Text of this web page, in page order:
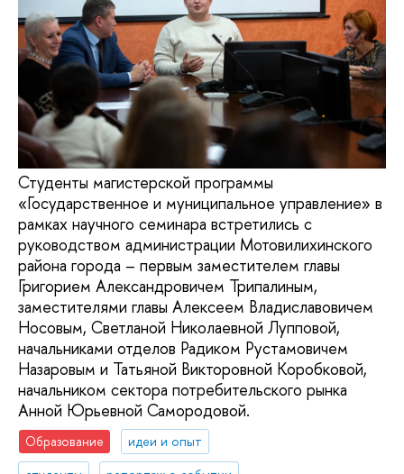
Студенты магистерской программы
«Государственное и муниципальное управление» в
рамках научного семинара встретились с
руководством администрации Мотовилихинского
района города – первым заместителем главы
Григорием Александровичем Трипалиным,
заместителями главы Алексеем Владиславовичем
Носовым, Светланой Николаевной Лупповой,
начальниками отделов Радиком Рустамовичем
Назаровым и Татьяной Викторовной Коробковой,
начальником сектора потребительского рынка
Анной Юрьевной Самородовой.
Образование
идеи и опыт